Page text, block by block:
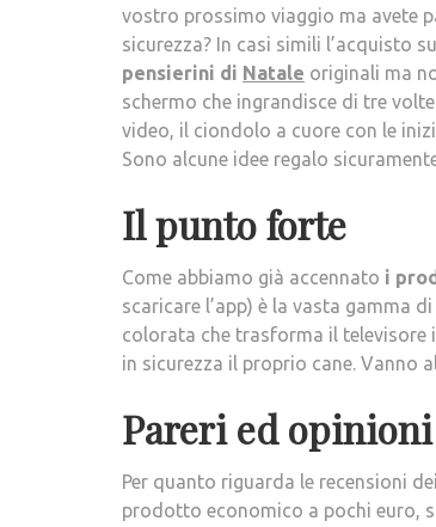
vostro prossimo viaggio ma avete
sicurezza? In casi simili l’acquisto
pensierini di Natale originali ma
schermo che ingrandisce di tre
video, il ciondolo a cuore con le
Sono alcune idee regalo
Il punto forte
Come abbiamo già accennato i
scaricare l’app) è la vasta gamma di
colorata che trasforma il televisore
in sicurezza il proprio cane. Vanno
Pareri ed opinioni
Per quanto riguarda le recensioni
prodotto economico a pochi euro,